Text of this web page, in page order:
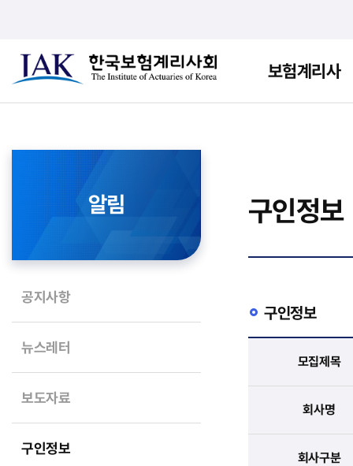
보험계리사
알림
공지사항
뉴스레터
보도자료
구인정보
구인정보
구인정보
모집제목
회사명
회사구분